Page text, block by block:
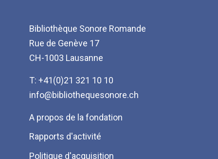
Bibliothèque Sonore Romande
Rue de Genève 17
CH-1003 Lausanne
T: +41(0)21 321 10 10
info@bibliothequesonore.ch
Menu
Pied
de
A propos de la fondation
Rapports d'activité
Politique d'acquisition